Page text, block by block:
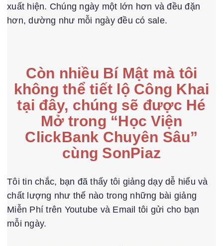
xuất hiện. Chúng ngày một lớn hơn và đều đặn
hơn, dường như mỗi ngày đều có sale.
Còn nhiều Bí Mật mà tôi
không thể tiết lộ Công Khai
tại đây, chúng sẽ được Hé
Mở trong “Học Viện
ClickBank Chuyên Sâu”
cùng SonPiaz
Tôi tin chắc, bạn đã thấy tôi giảng dạy dễ hiểu và
chất lượng như thế nào trong những bài giảng
Miễn Phí trên Youtube và Email tôi gửi cho bạn
mỗi ngày.